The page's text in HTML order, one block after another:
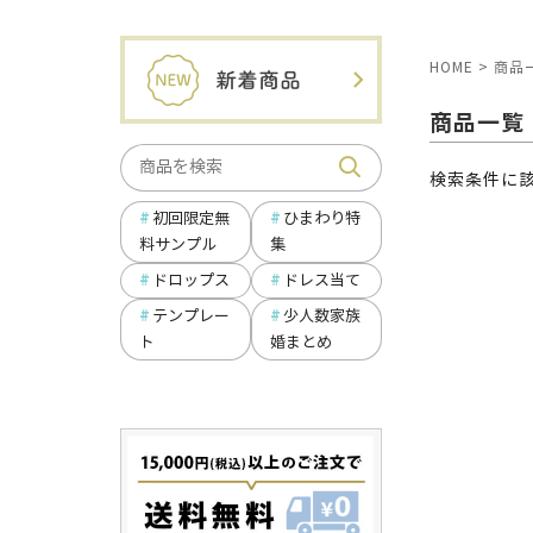
初回限定無
料サンプル
ひまわり特
集
ドロップス
ドレス当て
テンプレー
ト
少人数家族
婚まとめ
HOME 商品
商品一覧
検索条件に